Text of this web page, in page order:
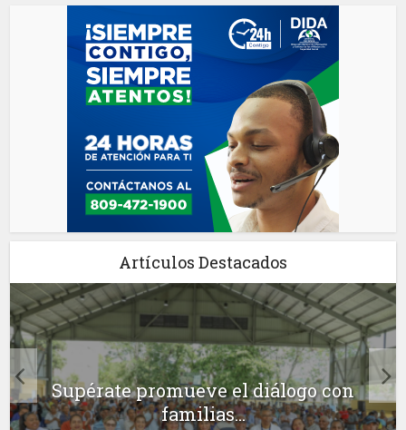
Artículos Destacados
Supérate promueve el diálogo con
familias...